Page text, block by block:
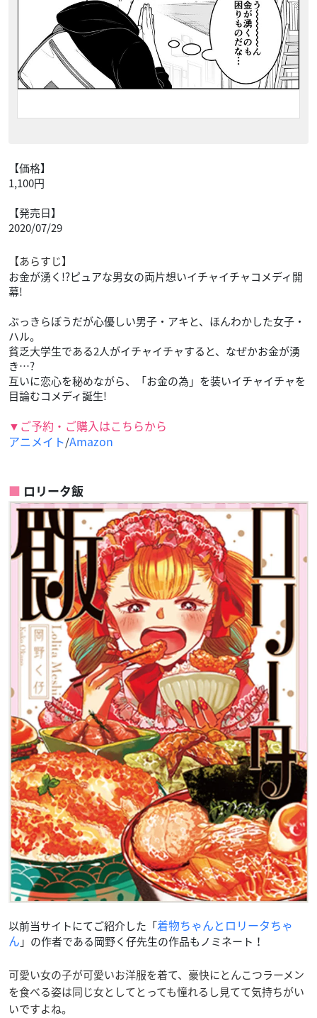
【価格】
1,100円
【発売日】
2020/07/29
【あらすじ】
お金が湧く!?ピュアな男女の両片想いイチャイチャコメディ開
幕!
ぶっきらぼうだが心優しい男子・アキと、ほんわかした女子・
ハル。
貧乏大学生である2人がイチャイチャすると、なぜかお金が湧
き…?
互いに恋心を秘めながら、「お金の為」を装いイチャイチャを
目論むコメディ誕生!
▼ご予約・ご購入はこちらから
アニメイト/Amazon
ロリータ飯
以前当サイトにてご紹介した「着物ちゃんとロリータちゃ
ん 」の作者である岡野く仔先生の作品もノミネート！
可愛い女の子が可愛いお洋服を着て、豪快にとんこつラーメン
を食べる姿は同じ女としてとっても憧れるし見てて気持ちがい
いですよね。